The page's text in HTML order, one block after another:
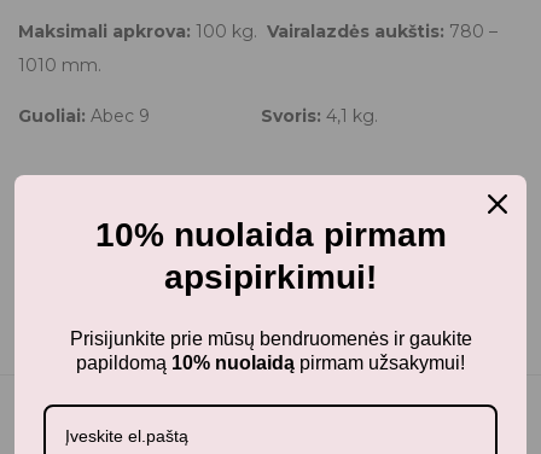
Maksimali apkrova: 100 kg. Vairalazdės aukštis: 780 –
1010 mm.
Guoliai: Abec 9 Svoris: 4,1 kg.
10% nuolaida pirmam
apsipirkimui!
Prisijunkite prie mūsų bendruomenės ir gaukite
papildomą 10% nuolaidą pirmam užsakymui!